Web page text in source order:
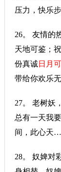
压力，快乐
26。 友情的
天地可鉴；
份真诚 日月
带给你欢乐
27。 老树妖
总有一天我
间，此心天
28。 奴婢对